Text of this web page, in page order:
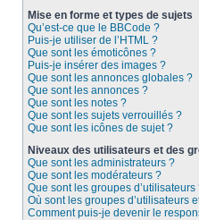
Mise en forme et types de sujets
Qu’est-ce que le BBCode ?
Puis-je utiliser de l’HTML ?
Que sont les émoticônes ?
Puis-je insérer des images ?
Que sont les annonces globales ?
Que sont les annonces ?
Que sont les notes ?
Que sont les sujets verrouillés ?
Que sont les icônes de sujet ?
Niveaux des utilisateurs et des
Que sont les administrateurs ?
Que sont les modérateurs ?
Que sont les groupes d’utilisateurs
Où sont les groupes d’utilisateurs
Comment puis-je devenir le